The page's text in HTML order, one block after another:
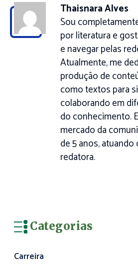
Thaisnara Alves
Sou
por literatura e
e navegar pelas
Atualmente, me
produção de
como textos para
colaborando em
do conhecimento.
mercado da
de 5 anos,
redatora.
Categorias
Carreira